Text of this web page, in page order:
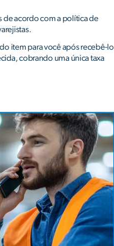
de acordo com a política de
item para você após recebê-lo
cobrando uma única taxa